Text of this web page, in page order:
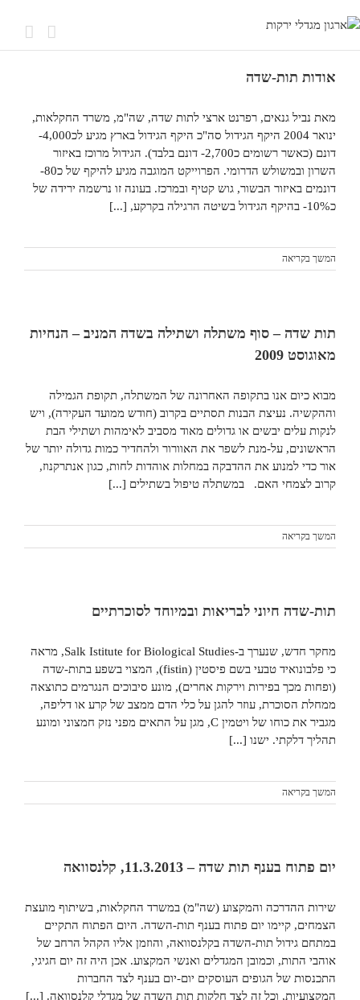
אודות תות-שדה
מאת נביל גנאים, רפרנט ארצי לתות שדה, שה"מ, משרד החקלאות,
ינואר 2004 היקף הגידול סה"כ היקף הגידול בארץ מגיע לכ4,000-
דונם (כאשר רשומים כ2,700- דונם בלבד). הגידול מרוכז באיזור
השרון ובמשולש הדרומי. הפרוייקט המוגבה מגיע להיקף של כ80-
דונמים באיזור הבשור, גוש קטיף ובמרכז. בעונה זו נרשמה ירידה של
כ10%- בהיקף הגידול בשיטה הרגילה בקרקע, [...]
המשך בקריאה
תות שדה – סוף משתלה ושתילה בשדה המניב – הנחיות
מאוגוסט 2009
מבוא כיום אנו בתקופה האחרונה של המשתלה, תקופת הגמילה
וההקשיה. נעיצת הבנות תסתיים בקרוב (חודש ממועד העקירה), ויש
לנקות עלים יבשים או גדולים מאוד מסביב לאימהות ושתילי הבת
הראשונים, על-מנת לשפר את האוורור ולהחדיר כמות גדולה יותר של
אור כדי למנוע את ההדבקה במחלות אוהדות לחות, כגון אנתרקנוז,
קרוב לצמחי האם. במשתלה טיפול בשתילים [...]
המשך בקריאה
תות-שדה חיוני לבריאות ובמיוחד לסוכרתיים
מחקר חדש, שנערך ב-Salk Istitute for Biological Studies, מראה
כי פלבונואיד טבעי בשם פיסטין (fistin), המצוי בשפע בתות-שדה
(ופחות מכך בפירות וירקות אחרים), מונע סיבוכים הנגרמים כתוצאה
ממחלת הסוכרת, עוזר להגן על כלי הדם ממצב של קרע או דליפה,
מגביר את כוחו של ויטמין C, מגן על התאים מפני נזק חמצוני ומונע
תהליך דלקתי. ישנו [...]
המשך בקריאה
יום פתוח בענף תות שדה – 11.3.2013, קלנסוואה
שירות ההדרכה והמקצוע (שה"מ) במשרד החקלאות, בשיתוף מועצת
הצמחים, קיימו יום פתוח בענף תות-השדה. היום הפתוח התקיים
במתחם גידול תות-השדה בקלנסוואה, והוזמן אליו הקהל הרחב של
אוהבי התות, וכמובן המגדלים ואנשי המקצוע. אכן היה זה יום חגיגי,
התכנסות של הגופים העוסקים יום-יום בענף לצד החברות
המקצועיות, וכל זה לצד חלקות תות השדה של מגדלי קלנסוואה. [...]